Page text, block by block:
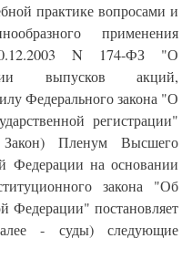
практике вопросами и
применения
N 174-ФЗ "О
выпусков акций,
Федерального закона "О
регистрации"
Пленум Высшего
Федерации на основании
закона "Об
Федерации" постановляет
- суды) следующие